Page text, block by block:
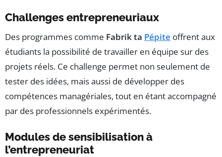
Challenges entrepreneuriaux
Des programmes comme Fabrik ta Pépite offrent aux
étudiants la possibilité de travailler en équipe sur des
projets réels. Ce challenge permet non seulement de
tester des idées, mais aussi de développer des
compétences managériales, tout en étant accompagné
par des professionnels expérimentés.
Modules de sensibilisation à
l’entrepreneuriat